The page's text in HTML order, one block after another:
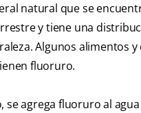
natural que se
y tiene una
Algunos alimentos
fluoruro.
se agrega fluoruro al